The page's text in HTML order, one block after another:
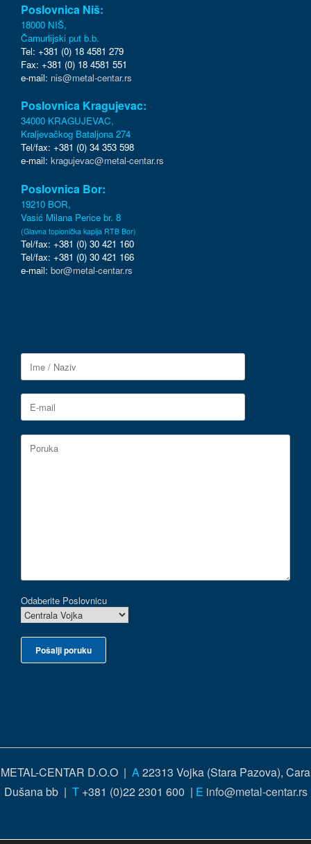
Poslovnica Niš:
18000 NIŠ,
Čamurlijski put b.b.
Tel: +381 (0) 18 4581 279
Fax: +381 (0) 18 4581 551
e-mail: nis@metal-centar.rs
Poslovnica Kragujevac:
34000 KRAGUJEVAC,
Kraljevačkog Bataljona 274
Tel/fax: +381 (0) 34 353 598
e-mail: kragujevac@metal-centar.rs
Poslovnica Bor:
19210 BOR,
Vasić Milana Perice br. 8
(Glavna topionička kapija RTB Bor)
Tel/fax: +381 (0) 30 421 160
Tel/fax: +381 (0) 30 421 166
e-mail: bor@metal-centar.rs
Odaberite Poslovnicu
METAL-CENTAR D.O.O | A22313 Vojka (Stara Pazova), Cara
Dušana bb | T+381 (0)22 2301 600 | E info@metal-centar.rs